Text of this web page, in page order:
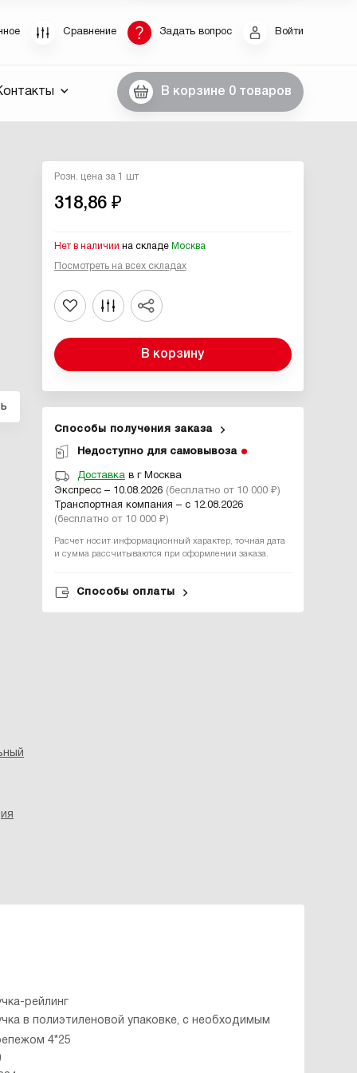
Сравнение Задать вопрос Войти
В корзине 0 товаров
Розн. цена за 1 шт
318,86 ₽
Нет в наличии на складе Москва
Посмотреть на всех складах
В корзину
Способы получения заказа
Недоступно для самовывоза
Доставкав г Москва
Экспресс – 10.08.2026 (бесплатно от 10 000 ₽)
Транспортная компания – с 12.08.2026
(бесплатно от 10 000 ₽)
Расчет носит информационный характер, точная дата
и сумма рассчитываются при оформлении заказа.
Способы оплаты
рейлинг
в полиэтиленовой упаковке, с необходимым
4*25
пароля
пароль, введите E-Mail. Контрольная строка
а также ваши регистрационные данные,
вам по E-Mail.
для восстановления